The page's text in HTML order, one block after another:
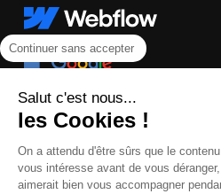
Continuer sans accepter
Salut c'est nous...
les Cookies !
On a attendu d'être sûrs que le
vous intéresse avant de vous
aimerait bien vous accompagner